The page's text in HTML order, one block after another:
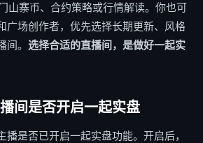
山寨币、合约策略或行情解读。你也可
广场创作者，优先选择长期更新、风格
。 选择合适的直播间，是做好一起实
间是否开启一起实盘
播是否已开启一起实盘功能。开启后，